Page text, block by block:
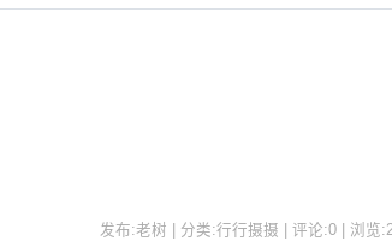
发布:老树 | 分类:行行摄摄 | 评论:0 | 浏览: